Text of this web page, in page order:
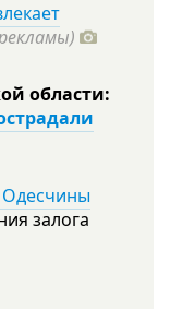
области:
залога